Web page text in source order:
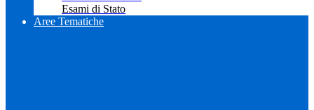
Esami di Stato
Aree Tematiche